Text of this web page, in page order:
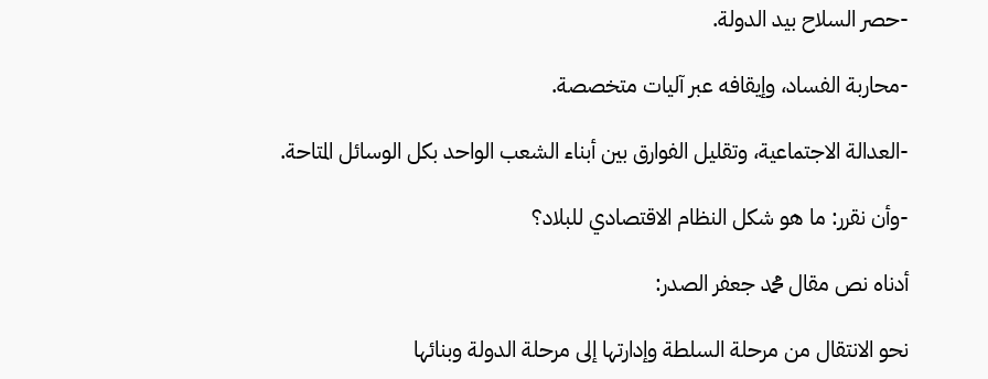
-حصر السلاح بيد الدولة.
-محاربة الفساد، وإيقافه عبر آليات متخصصة.
-العدالة الاجتماعية، وتقليل الفوارق بين أبناء الشعب الواحد بكل الوسائل المتاحة.
-وأن نقرر: ما هو شكل النظام الاقتصادي للبلاد؟
أدناه نص مقال محمد جعفر الصدر:
نحو الانتقال من مرحلة السلطة وإدارتها إلى مرحلة الدولة وبنائها